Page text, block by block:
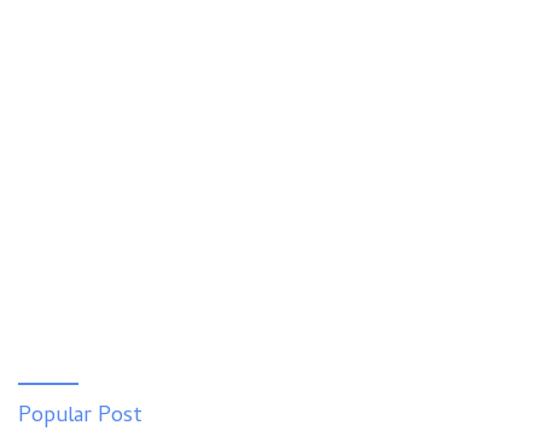
Popular Post